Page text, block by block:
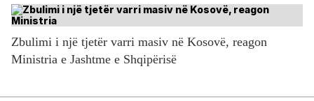
Zbulimi i një tjetër varri masiv në Kosovë, reagon
Ministria e Jashtme e Shqipërisë